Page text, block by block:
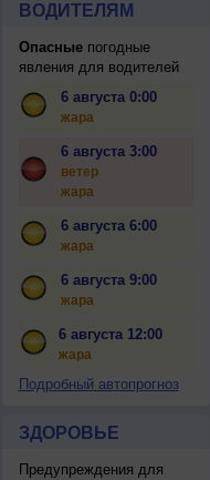
ВОДИТЕЛЯМ
Опасныепогодные
явления для водителей
6 августа 0:00
жара
6 августа 3:00
ветер
жара
6 августа 6:00
жара
6 августа 9:00
жара
6 августа 12:00
жара
Подробный автопрогноз
ЗДОРОВЬЕ
Предупреждения для